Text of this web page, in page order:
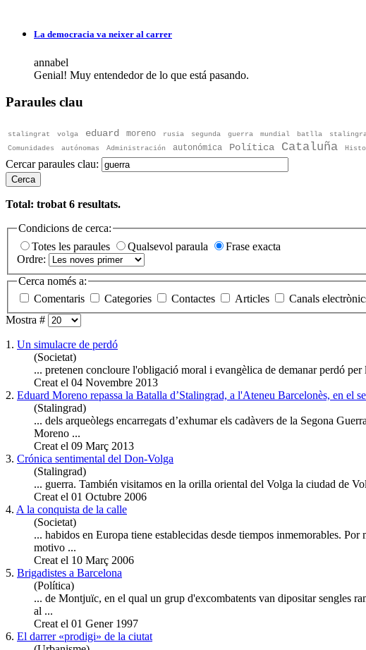
La democracia va neixer al carrer
annabel
Genial! Muy entendedor de lo que está pasando.
Paraules clau
stalingrat volga eduard moreno rusia segunda guerra mundial batlla
Comunidades
autónomas Administración autonómica Política Cataluña
Cercar paraules clau:
Cerca
Total: trobat 6 resultats.
Condicions de cerca:
Totes les paraules
Qualsevol paraula
Frase exacta
Ordre:
Cerca només a:
Comentaris
Categories Contactes Articles Canals
Mostra #
1. Un simulacre de perdó
(Societat)
... pretenen concloure l'obligació moral i evangèlica de demanar perdó
Creat el 04 Novembre 2013
2. Eduard Moreno repassa la Batalla d’Stalingrad, a l'Ateneu Barcelonès, en el
(Stalingrad)
... dels arqueòlegs encarregats d’exhumar els cadàvers de la Segona Guerra
Moreno ...
Creat el 09 Març 2013
3. Crónica sentimental del Don-Volga
(Stalingrad)
... guerra. También visitamos en la orilla oriental del Volga la ciudad de
Creat el 01 Octubre 2006
4. A la conquista de la calle
(Societat)
... habidos en Europa tiene establecidas desde tiempos inmemorables.
motivo ...
Creat el 10 Març 2006
5. Brigadistes a Barcelona
(Política)
... de Montjuïc, en el qual un grup d'excombatents van dipositar sengles
al ...
Creat el 01 Gener 1997
6. El darrer «prodigi» de la ciutat